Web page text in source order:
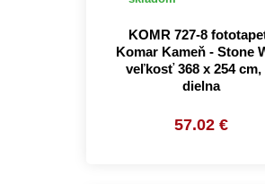
KOMR 727-8
Komar Kameň - Stone
veľkosť 368 x 254 cm,
dielna
57.02 €